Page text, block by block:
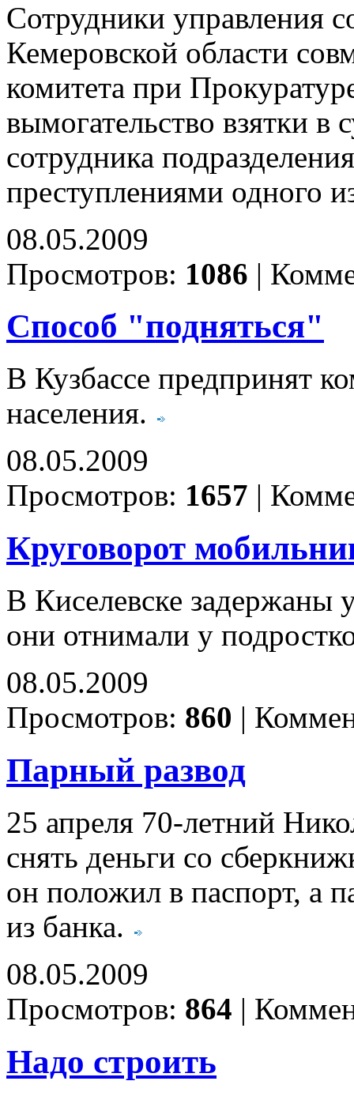
Сотрудники управления
Кемеровской области
комитета при
вымогательство взятки в
сотрудника
преступлениями одного
08.05.2009
Просмотров: 1086 |
Способ "подняться"
В Кузбассе предпринят
населения.
08.05.2009
Просмотров: 1657 |
Круговорот
В Киселевске задержаны
они отнимали у
08.05.2009
Просмотров: 860 |
Парный развод
25 апреля 70-летний
снять деньги со
он положил в паспорт, а
из банка.
08.05.2009
Просмотров: 864 |
Надо строить